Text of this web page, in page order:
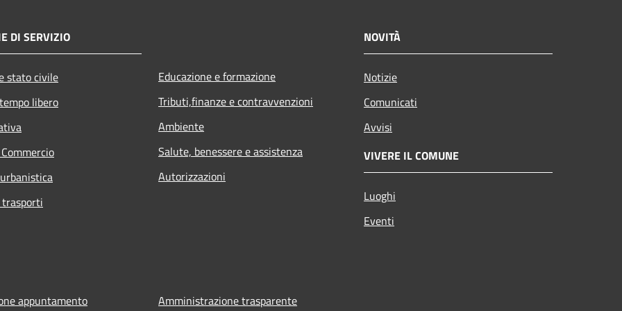
DI SERVIZIO
stato civile
libero
Educazione e formazione
Tributi,finanze e contravvenzioni
Ambiente
Salute, benessere e assistenza
Autorizzazioni
NOVITÀ
Notizie
Comunicati
Avvisi
VIVERE IL COMUNE
Luoghi
Eventi
appuntamento Amministrazione trasparente